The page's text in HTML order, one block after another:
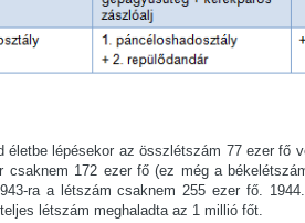
életbe lépésekor az összlétszám 77 ezer fő
csaknem 172 ezer fő (ez még a
ra a létszám csaknem 255 ezer fő.
létszám meghaladta az 1 millió főt.